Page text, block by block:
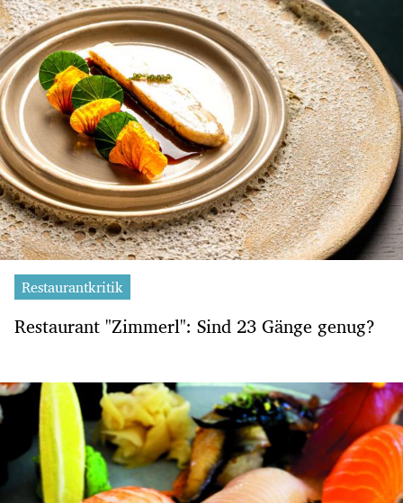
Restaurantkritik
Restaurant "Zimmerl": Sind 23 Gänge genug?